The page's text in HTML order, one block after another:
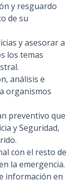
y resguardo
de su
y asesorar a
los temas
análisis e
organismos
preventivo que
y Seguridad,
con el resto de
la emergencia.
información en